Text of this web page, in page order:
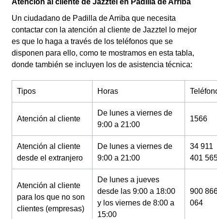
Atención al cliente de Jazztel en Padilla de Arriba
Un ciudadano de Padilla de Arriba que necesita
contactar con la atención al cliente de Jazztel lo mejor
es que lo haga a través de los teléfonos que se
disponen para ello, como te mostramos en esta tabla,
donde también se incluyen los de asistencia técnica:
Tipos Horas
Atención al cliente
De lunes a viernes de
9:00 a 21:00
1566
Atención al cliente
desde el extranjero
De lunes a viernes de
9:00 a 21:00
34 911
401
Atención al cliente
para los que no son
clientes (empresas)
De lunes a jueves
desde las 9:00 a 18:00
y los viernes de 8:00 a
15:00
900
064